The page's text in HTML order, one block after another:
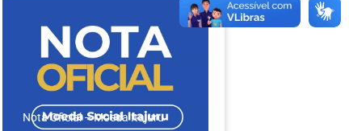
Nota Oficial – Moeda Itajuru